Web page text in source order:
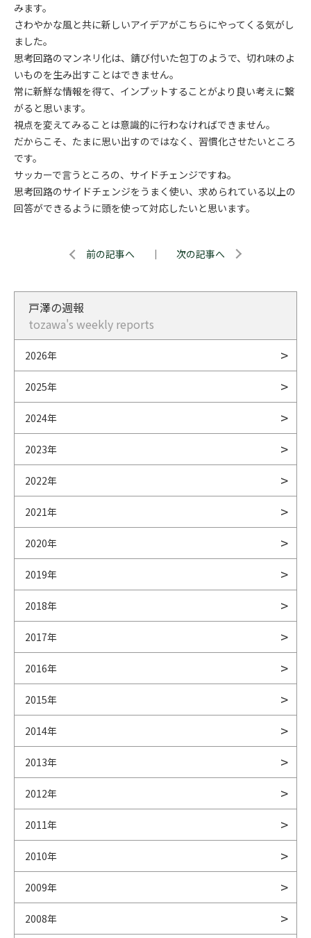
みます。
さわやかな風と共に新しいアイデアがこちらにやってくる気がし
ました。
思考回路のマンネリ化は、錆び付いた包丁のようで、切れ味のよ
いものを生み出すことはできません。
常に新鮮な情報を得て、インプットすることがより良い考えに繋
がると思います。
視点を変えてみることは意識的に行わなければできません。
だからこそ、たまに思い出すのではなく、習慣化させたいところ
です。
サッカーで言うところの、サイドチェンジですね。
思考回路のサイドチェンジをうまく使い、求められている以上の
回答ができるように頭を使って対応したいと思います。
前の記事へ ｜ 次の記事へ
戸澤の週報
tozawa's weekly reports
2026年
2025年
2024年
2023年
2022年
2021年
2020年
2019年
2018年
2017年
2016年
2015年
2014年
2013年
2012年
2011年
2010年
2009年
2008年